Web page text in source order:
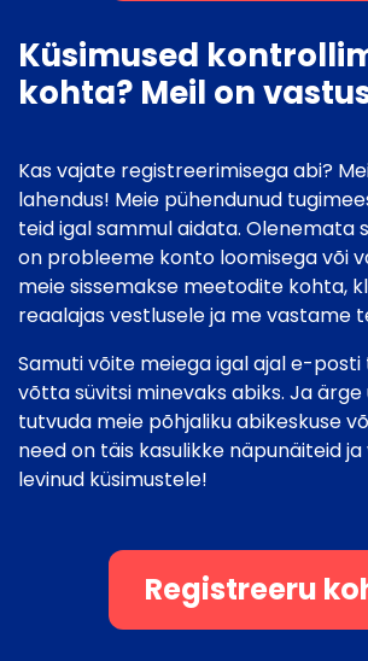
Küsimused
kohta? Meil on
Kas vajate registreerimisega abi?
lahendus! Meie pühendunud
teid igal sammul aidata. Olenemata
on probleeme konto loomisega või
meie sissemakse meetodite kohta,
reaalajas vestlusele ja me vastame
Samuti võite meiega igal ajal e-
võtta süvitsi minevaks abiks. Ja
tutvuda meie põhjaliku abikeskuse
need on täis kasulikke näpunäiteid
levinud küsimustele!
Registreeru